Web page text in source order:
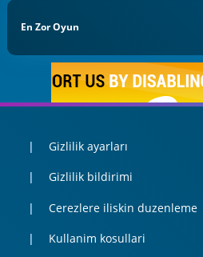
En Zor Oyun
Gizlilik ayarları
Gizlilik bildirimi
Cerezlere iliskin duzenleme
Kullanim kosullari